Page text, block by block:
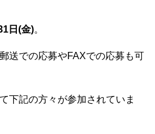
日(金)。
送での応募やFAXでの応募も可
下記の方々が参加されていま